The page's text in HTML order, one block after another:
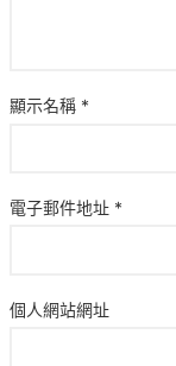
顯示名稱 *
電子郵件地址 *
個人網站網址